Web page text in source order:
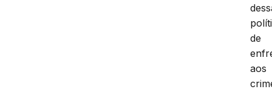
de
aos